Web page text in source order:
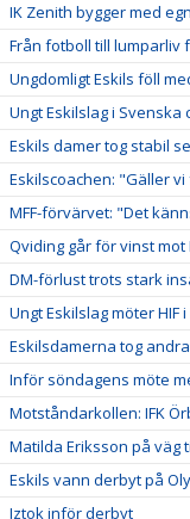
IK Zenith bygger med
Från fotboll till lumparliv
Ungdomligt Eskils föll
Ungt Eskilslag i Svenska
Eskils damer tog stabil
Eskilscoachen: "Gäller
MFF-förvärvet: "Det
Qviding går för vinst mot
DM-förlust trots stark
Ungt Eskilslag möter HIF i
Eskilsdamerna tog
Inför söndagens möte
Motståndarkollen: IFK
Matilda Eriksson på väg
Eskils vann derbyt på
Iztok inför derbyt